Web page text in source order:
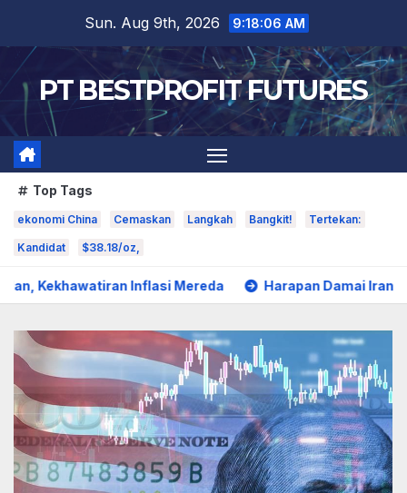
content
Sun. Aug 9th, 2026 9:18:08 AM
PT BESTPROFIT FUTURES
Top Tags
ekonomi China Cemaskan Langkah Bangkit! Tertekan:
Kandidat $38.18/oz,
Inflasi Mereda Harapan Damai Iran Tekan Dolar